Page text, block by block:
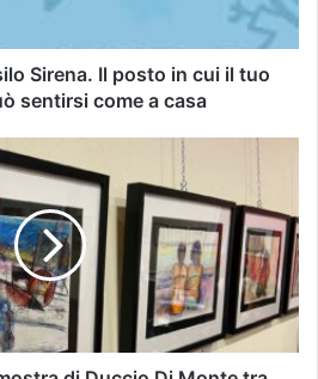
Sirena. Il posto in cui il tuo
sentirsi come a casa